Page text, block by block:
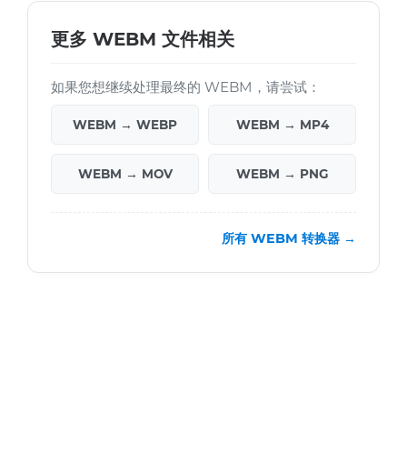
更多 WEBM 文件相关
如果您想继续处理最终的 WEBM，请尝试：
WEBM → WEBP WEBM → MP4
WEBM → MOV WEBM → PNG
所有 WEBM 转换器 →